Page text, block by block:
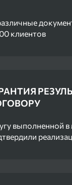
клиентов
выполненной